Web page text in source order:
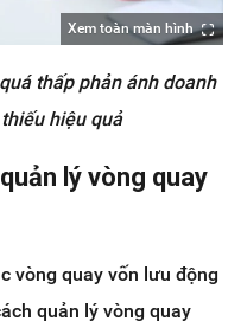
Xem toàn màn hình
thấp phản ánh doanh
hiệu quả
lý vòng quay
vòng quay vốn lưu động
quản lý vòng quay